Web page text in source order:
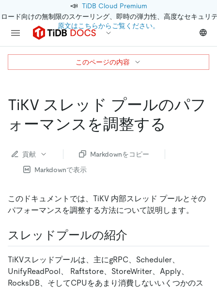
📣 TiDB Cloud Premium
ード向けの無制限のスケーリング、即時の弾力性、高度なセキュリ
原文はこちらからご覧ください。
TiKV スレッド プールのパフ
ォーマンスを調整する
貢献
Markdownをコピー
Markdownで表示
このドキュメントでは、TiKV 内部スレッド プールとその
パフォーマンスを調整する方法について説明します。
スレッドプールの紹介
TiKVスレッドプールは、主にgRPC、Scheduler、
UnifyReadPool、 Raftstore、StoreWriter、Apply、
RocksDB、そしてCPUをあまり消費しないいくつかのス
このページの内容